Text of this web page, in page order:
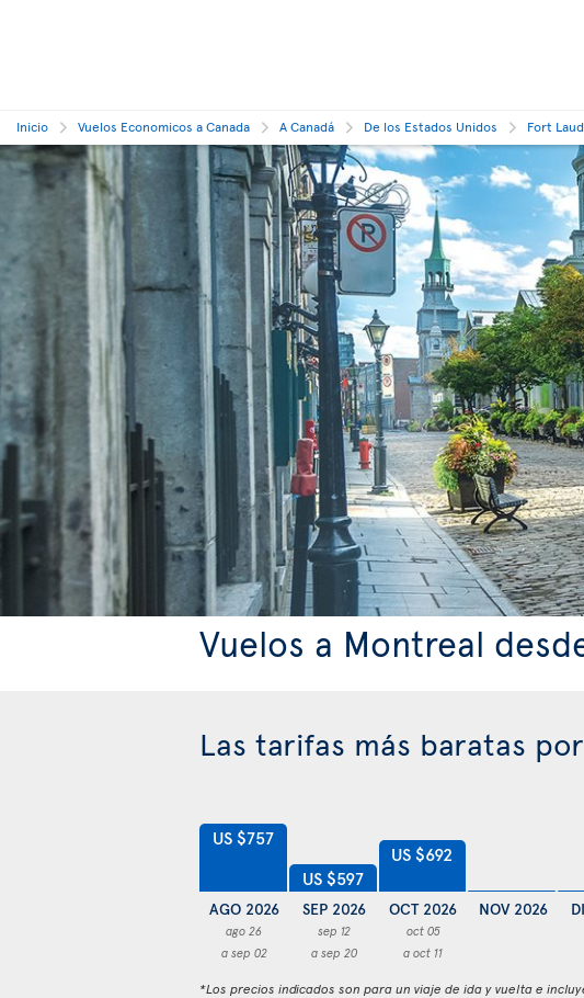
Inicio Vuelos Economicos a Canada A Canadá De los Estados Unidos Fort
Vuelos a Montreal
Las tarifas más baratas
US $757
AGO 2026
ago 26
a sep 02
US $597
SEP 2026
sep 12
a sep 20
US $692
OCT 2026
oct 05
a oct 11
NOV 2026
*Los precios indicados son para un viaje de ida y vuelta e